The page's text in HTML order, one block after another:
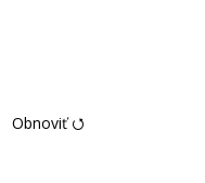
Obnoviť ⭯